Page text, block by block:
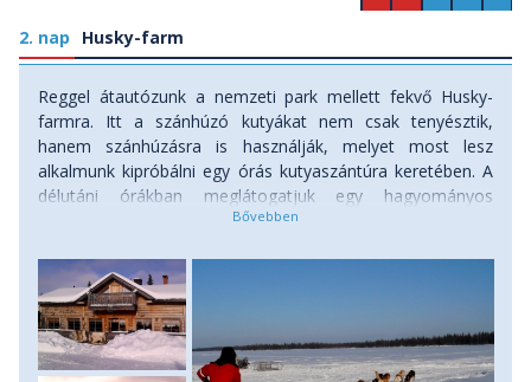
2. nap Husky-farm
Reggel átautózunk a nemzeti park mellett fekvő Husky-
farmra. Itt a szánhúzó kutyákat nem csak tenyésztik,
hanem szánhúzásra is használják, melyet most lesz
alkalmunk kipróbálni egy órás kutyaszántúra keretében. A
délutáni órákban meglátogatjuk egy hagyományos
lappföldi rénszarvastartó család rénszarvasfarmját. Tél
karámoknál etetni is lehet őket – ezt a rénszarvasok
tudják, úgyhogy körül fognak rajongani minket. (A
kutyaszán-program időpontját a kutyafarm adja meg. Így
gyakran előfordul, hogy napközben még bőven marad
időnk egy rövid túrára. Ez esetben a Pyha-Luosto Nemzeti